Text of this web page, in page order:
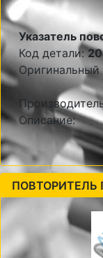
Указатель
Код детали:
Описание:
ПОВТОРИТЕЛЬ